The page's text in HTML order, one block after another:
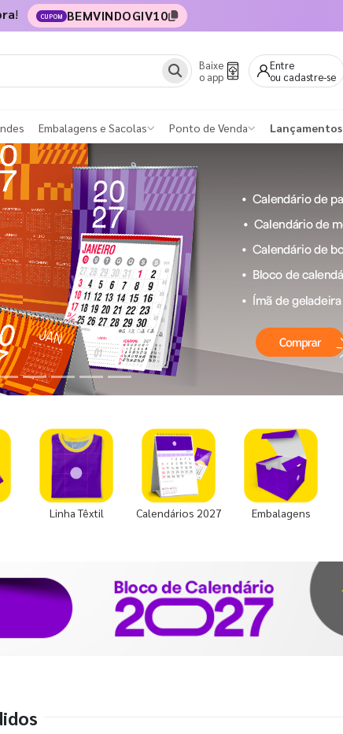
! CUPOM BEMVINDOGIV10
Baixe
o app
Entre
ou cadastre-se
Embalagens e Sacolas Ponto de Venda Lançamentos
Linha Têxtil Calendários 2027 Embalagens